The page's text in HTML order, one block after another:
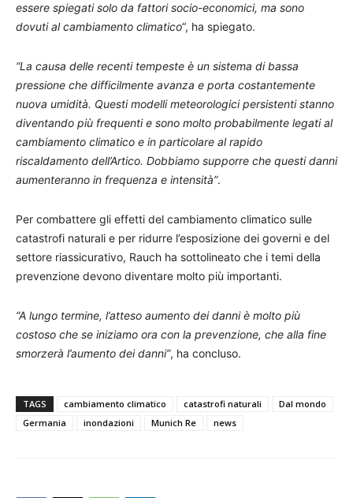
essere spiegati solo da fattori socio-economici, ma sono
dovuti al cambiamento climatico“, ha spiegato.
“La causa delle recenti tempeste è un sistema di bassa
pressione che difficilmente avanza e porta costantemente
nuova umidità. Questi modelli meteorologici persistenti stanno
diventando più frequenti e sono molto probabilmente legati al
cambiamento climatico e in particolare al rapido
riscaldamento dell’Artico. Dobbiamo supporre che questi danni
aumenteranno in frequenza e intensità”.
Per combattere gli effetti del cambiamento climatico sulle
catastrofi naturali e per ridurre l’esposizione dei governi e del
settore riassicurativo, Rauch ha sottolineato che i temi della
prevenzione devono diventare molto più importanti.
“A lungo termine, l’atteso aumento dei danni è molto più
costoso che se iniziamo ora con la prevenzione, che alla fine
smorzerà l’aumento dei danni”, ha concluso.
TAGS cambiamento climatico catastrofi naturali
Dal mondo
Germania
inondazioni Munich Re news